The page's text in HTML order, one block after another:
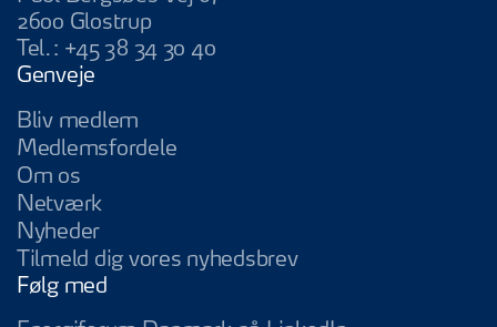
2600 Glostrup
Tel.: +45 38 34 30 40
Genveje
Bliv medlem
Medlemsfordele
Om os
Netværk
Nyheder
Tilmeld dig vores nyhedsbrev
Følg med